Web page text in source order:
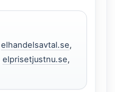
elhandelsavtal.se,
elprisetjustnu.se,